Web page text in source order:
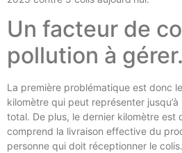
Un facteur de
pollution à gérer.
La première problématique est donc
kilomètre qui peut représenter
total. De plus, le dernier kilomètre est
comprend la livraison effective du
personne qui doit réceptionner le